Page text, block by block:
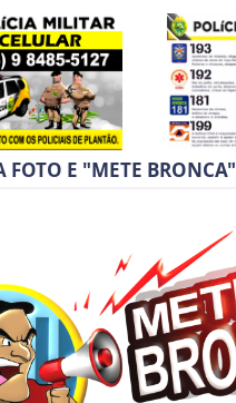
FOTO E "METE BRONCA"